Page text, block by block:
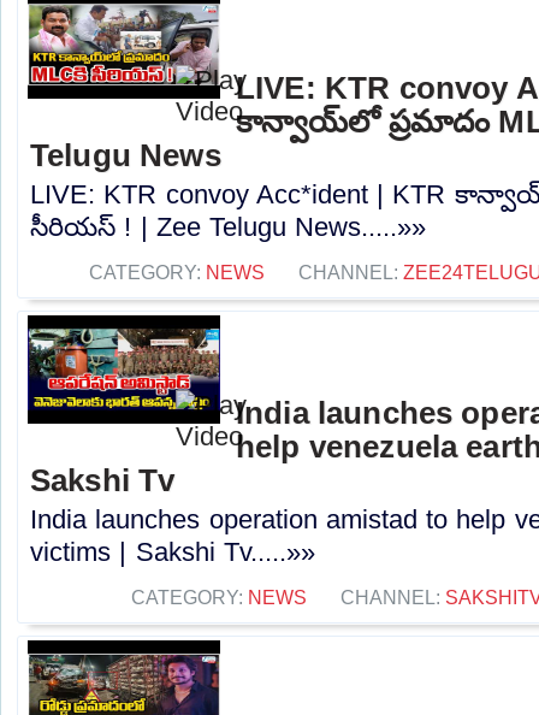
LIVE: KTR convoy
కాన్వాయ్‌లో ప్రమాదం
Telugu News
LIVE: KTR convoy Acc*ident | KTR
సీరియస్ ! | Zee Telugu News.....»»
CATEGORY: NEWS CHANNEL:
India launches
help venezuela
Sakshi Tv
India launches operation amistad to help
victims | Sakshi Tv.....»»
CATEGORY: NEWS CHANNEL: